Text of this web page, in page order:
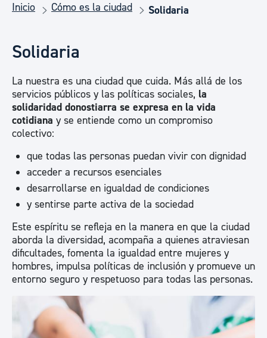
Inicio Cómo es la ciudad Solidaria
Solidaria
La nuestra es una ciudad que cuida. Más allá de los
servicios públicos y las políticas sociales, la
solidaridad donostiarra se expresa en la vida
cotidiana y se entiende como un compromiso
colectivo:
que todas las personas puedan vivir con dignidad
acceder a recursos esenciales
desarrollarse en igualdad de condiciones
y sentirse parte activa de la sociedad
Este espíritu se refleja en la manera en que la ciudad
aborda la diversidad, acompaña a quienes atraviesan
dificultades, fomenta la igualdad entre mujeres y
hombres, impulsa políticas de inclusión y promueve un
entorno seguro y respetuoso para todas las personas.